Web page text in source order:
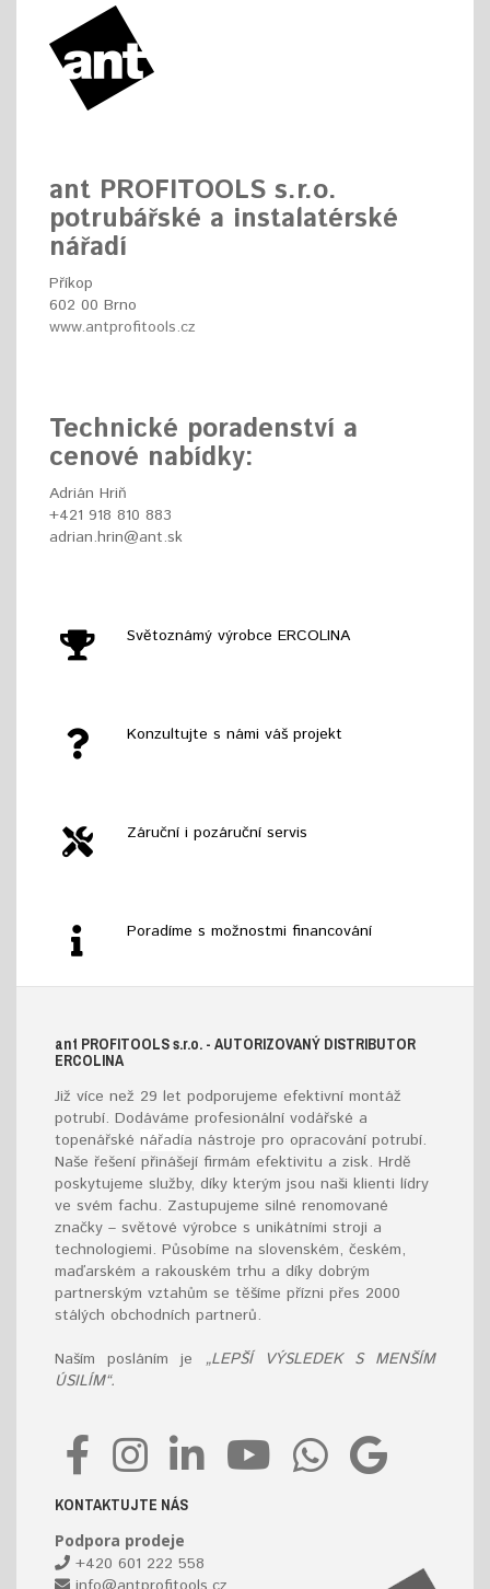
ant PROFITOOLS s.r.o.
potrubářské a instalatérské
nářadí
Příkop
602 00 Brno
www.antprofitools.cz
Technické poradenství a
cenové nabídky:
Adrián Hriň
+421 918 810 883
adrian.hrin@ant.sk
Světoznámý výrobce ERCOLINA
Konzultujte s námi váš projekt
Záruční i pozáruční servis
Poradíme s možnostmi financování
ant PROFITOOLSs.r.o. - AUTORIZOVANÝ DISTRIBUTOR
ERCOLINA
Již více než 29 let podporujeme efektivní montáž
potrubí. Dodáváme profesionální vodářské a
topenářské nářadía nástroje pro opracování potrubí.
Naše řešení přinášejí firmám efektivitu a zisk. Hrdě
poskytujeme služby, díky kterým jsou naši klienti lídry
ve svém fachu. Zastupujeme silné renomované
značky – světové výrobce s unikátními stroji a
technologiemi. Působíme na slovenském, českém,
maďarském a rakouském trhu a díky dobrým
partnerským vztahům se těšíme přízni přes 2000
stálých obchodních partnerů.
Naším posláním je „LEPŠÍ VÝSLEDEK S MENŠÍM
ÚSILÍM“.
KONTAKTUJTE NÁS
Podpora prodeje
+420 601 222 558